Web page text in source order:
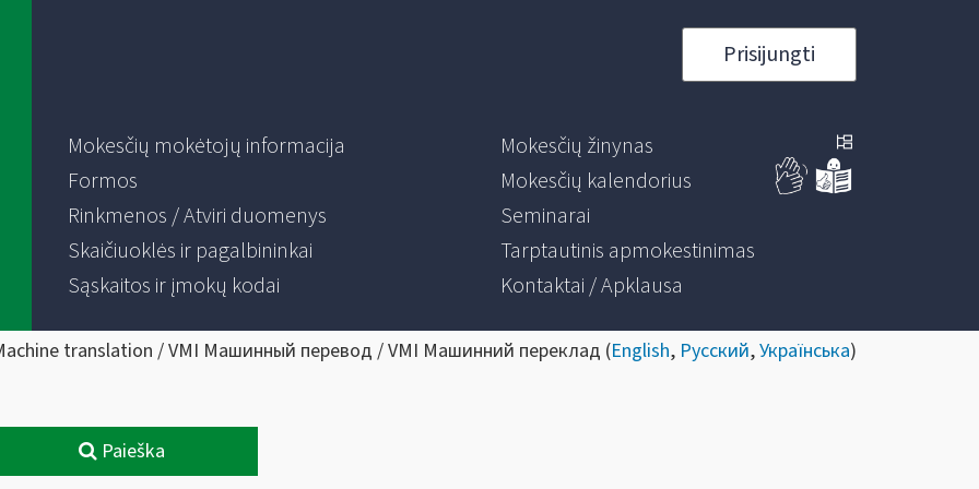
Prisijungti
Mokesčių mokėtojų informacija
Formos
Rinkmenos / Atviri duomenys
Skaičiuoklės ir pagalbininkai
Sąskaitos ir įmokų kodai
Mokesčių žinynas
Mokesčių kalendorius
Seminarai
Tarptautinis apmokestinimas
Kontaktai / Apklausa
translation / VMI Машинный перевод / VMI Машинний переклад (English, Русский,Українська)
Paieška